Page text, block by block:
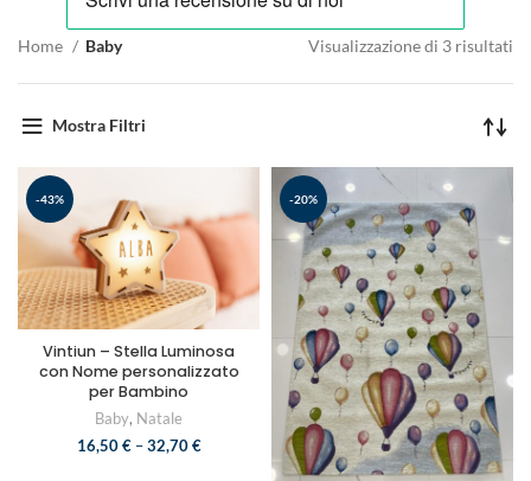
Home Baby Visualizzazione di 3 risultati
Mostra Filtri
-43%
Vintiun – Stella Luminosa
con Nome personalizzato
per Bambino
Baby, Natale
16,50 €– 32,70 €
-20%